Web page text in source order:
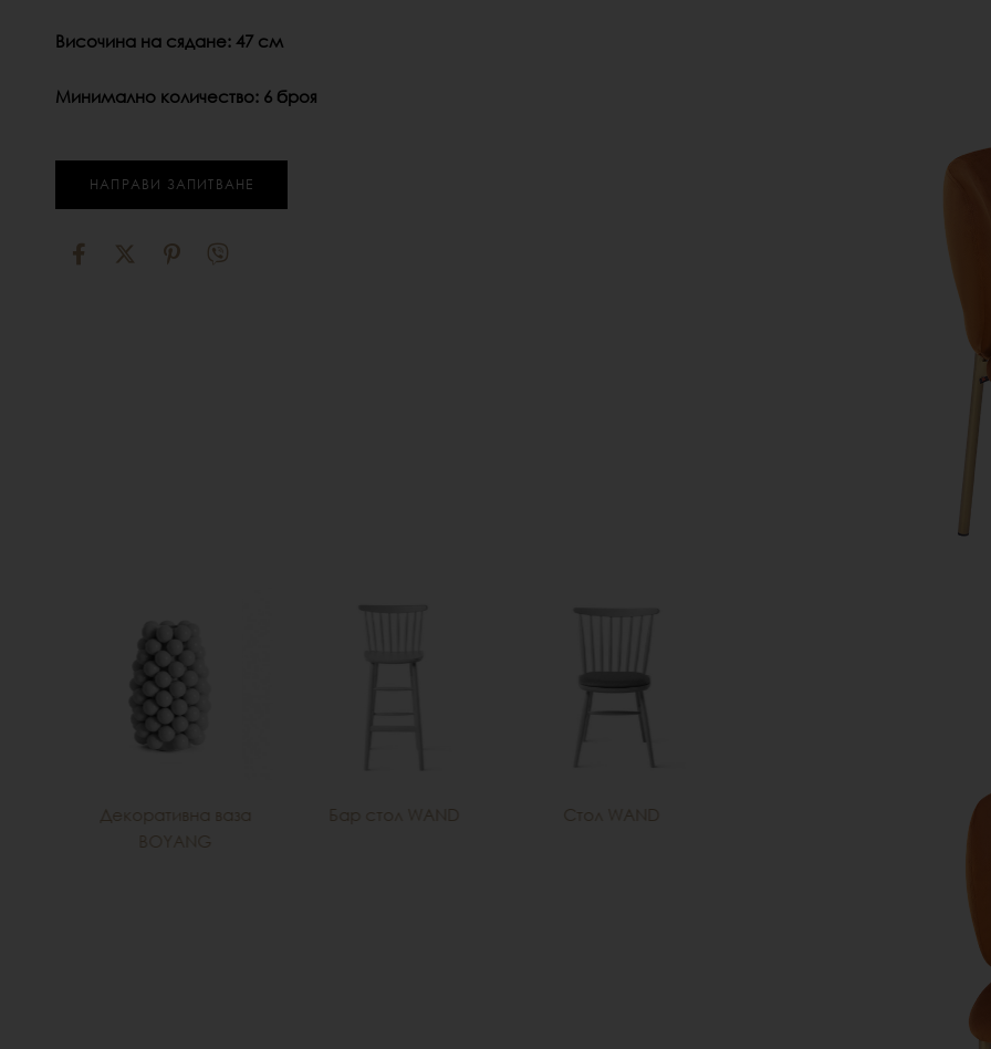
Височина на сядане: 47 см
Минимално количество: 6 броя
НАПРАВИ ЗАПИТВАНЕ
Декоративна ваза
BOYANG
Бар стол WAND Стол WAND